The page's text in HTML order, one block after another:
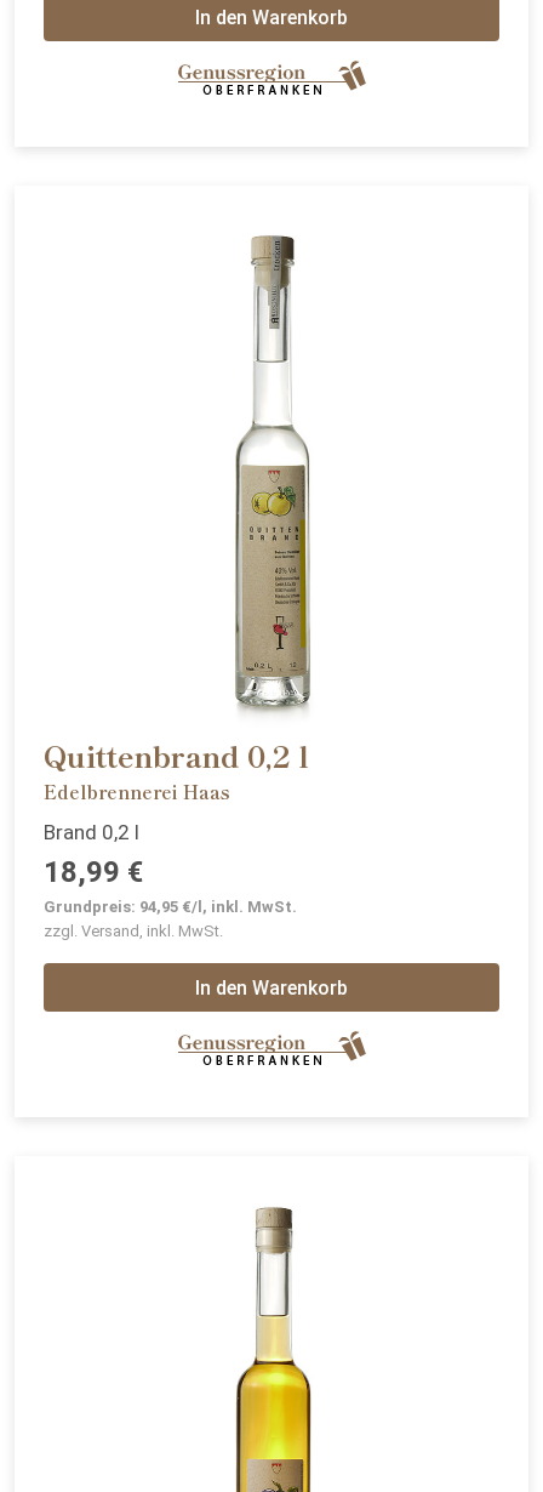
In den Warenkorb
Quittenbrand 0,2 l
Edelbrennerei Haas
Brand 0,2 l
18,99 €
Grundpreis: 94,95 €/l, inkl. MwSt.
zzgl. Versand, inkl. MwSt.
In den Warenkorb